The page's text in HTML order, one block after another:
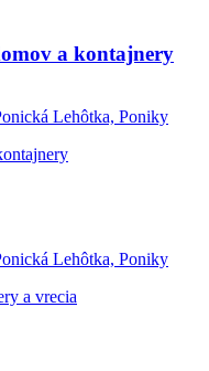
a kontajnery
Lehôtka, Poniky
Lehôtka, Poniky
a vrecia